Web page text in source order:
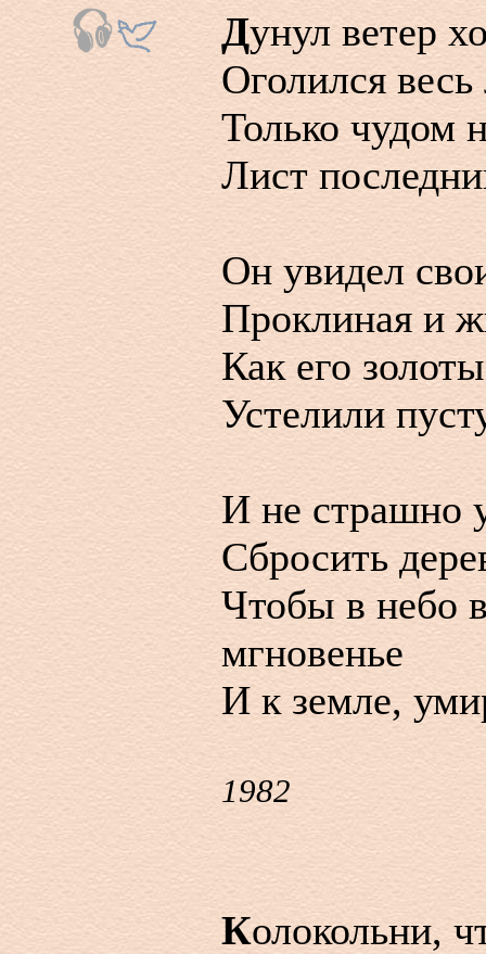
Дунул ветер
Оголился
Только чудом
Лист
Он увидел
Проклиная и
Как его
Устелили
И не страшно
Сбросить
Чтобы в небо
мгновенье
И к земле,
1982
Колокольни,